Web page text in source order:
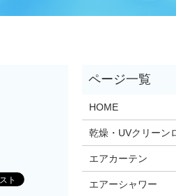
HOME
乾燥・UVクリーン
エアカーテン
エアーシャワー